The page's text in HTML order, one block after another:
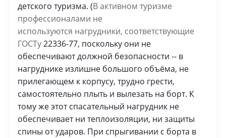
детского туризма. (В активном туризме
профессионалами не
используются нагрудники, соответствующие
ГОСТу22336-77, поскольку они не
обеспечивают должной безопасности -- в
нагруднике излишне большого объёма, не
прилегающем к корпусу, трудно грести,
самостоятельно плыть и вылезать на борт. К
тому же этот спасательный нагрудник не
обеспечивает ни теплоизоляции, ни защиты
спины от ударов. При спрыгивании с борта в